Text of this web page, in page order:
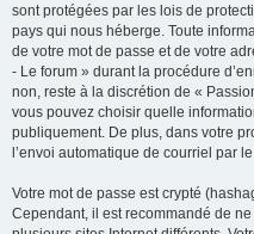
sont protégées par les lois de
pays qui nous héberge. Toute
de votre mot de passe et de votre
- Le forum » durant la procédure
non, reste à la discrétion de «
vous pouvez choisir quelle
publiquement. De plus, dans votre
l’envoi automatique de courriel par
Votre mot de passe est crypté
Cependant, il est recommandé de